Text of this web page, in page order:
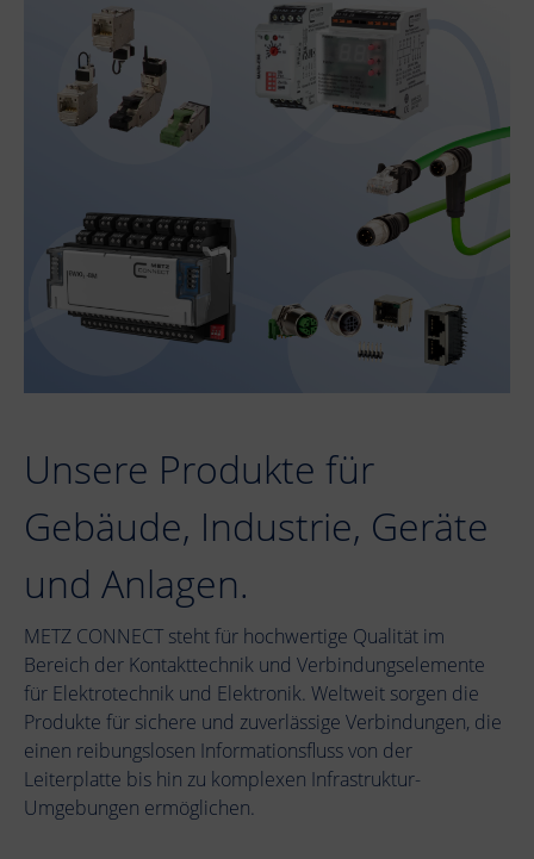
Unsere Produkte für
Gebäude, Industrie, Geräte
und Anlagen.
METZ CONNECT steht für hochwertige Qualität im
Bereich der Kontakttechnik und Verbindungselemente
für Elektrotechnik und Elektronik. Weltweit sorgen die
Produkte für sichere und zuverlässige Verbindungen, die
einen reibungslosen Informationsfluss von der
Leiterplatte bis hin zu komplexen Infrastruktur-
Umgebungen ermöglichen.